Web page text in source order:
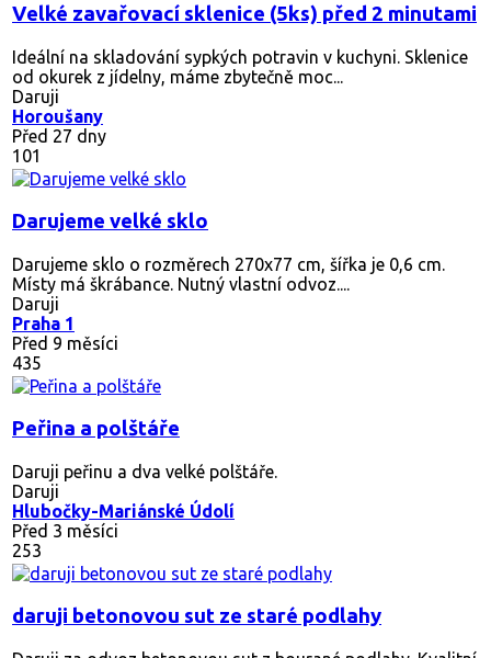
Velké zavařovací sklenice (5ks) před 2 minutami
Ideální na skladování sypkých potravin v kuchyni. Sklenice
od okurek z jídelny, máme zbytečně moc...
Daruji
Horoušany
Před 27 dny
101
Darujeme velké sklo
Darujeme sklo o rozměrech 270x77 cm, šířka je 0,6 cm.
Místy má škrábance. Nutný vlastní odvoz....
Daruji
Praha 1
Před 9 měsíci
435
Peřina a polštáře
Daruji peřinu a dva velké polštáře.
Daruji
Hlubočky-Mariánské Údolí
Před 3 měsíci
253
daruji betonovou sut ze staré podlahy